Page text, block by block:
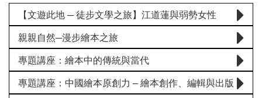
【文遊此地 ─ 徒步文學之旅】江道蓮與弱勢女性
親親自然─漫步繪本之旅
專題講座：繪本中的傳統與當代
專題講座：中國繪本原創力 – 繪本創作、編輯與出版